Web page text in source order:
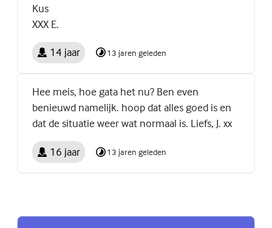
Kus
XXX E.
14 jaar 13 jaren geleden
Hee meis, hoe gata het nu? Ben even
benieuwd namelijk. hoop dat alles goed is en
dat de situatie weer wat normaal is. Liefs, J. xx
16 jaar 13 jaren geleden